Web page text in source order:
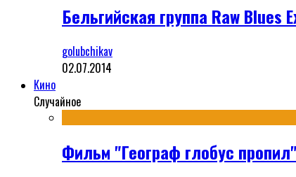
Бельгийская группа Raw
golubchikav
02.07.2014
Кино
Случайное
Фильм "Географ глобус